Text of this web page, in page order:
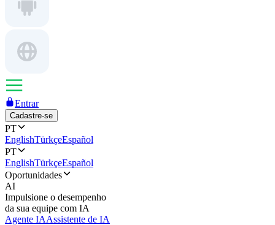
Entrar
Cadastre-se
PT
EnglishTürkçeEspañol
PT
EnglishTürkçeEspañol
Oportunidades
AI
Impulsione o desempenho
da sua equipe com IA
Agente IAAssistente de IA